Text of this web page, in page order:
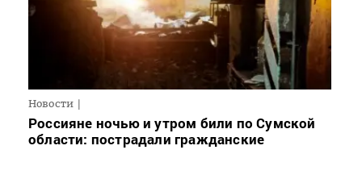
Новости
Россияне ночью и утром били по Сумской
области: пострадали гражданские